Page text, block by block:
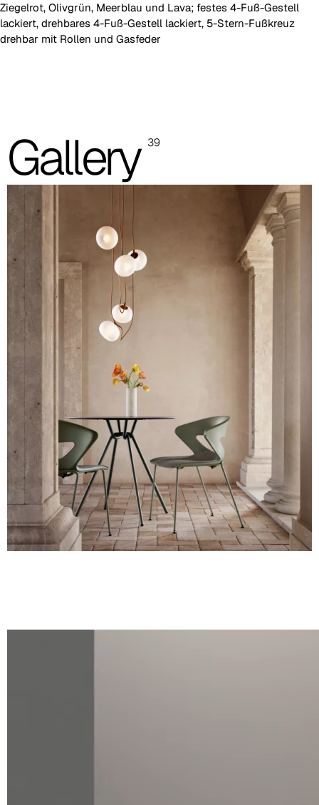
Ziegelrot, Olivgrün, Meerblau und Lava; festes 4-Fuß-Gestell
lackiert, drehbares 4-Fuß-Gestell lackiert, 5-Stern-Fußkreuz
drehbar mit Rollen und Gasfeder
Schale aus Polipropylen mit Sitz- und Rücken gepolstert
Die Abbildungen und Farbcodereferenzen dienen nur zur
Orientierung; es wird empfohlen, stets die Musterkarte mit den
Schale aus Polypropylen (Bild und Farbcode-Referenz
sind Richtwerte)
Weiss
RAL 9003
Taube
RAL 1019
Orange
RAL 2008
Ziegelrot
NCS 3560-Y70R
Olivgrün
PANTONE 18-0527 TCX
Türkis
Gallery 39